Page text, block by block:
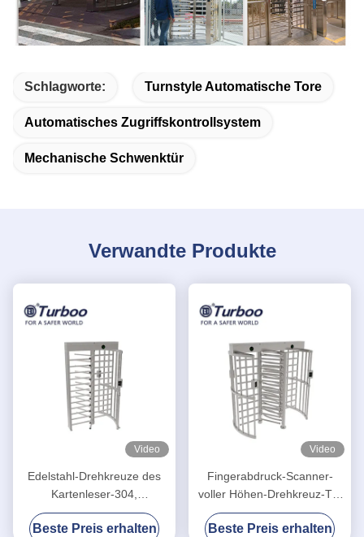
Schlagworte: Turnstyle Automatische Tore
Automatisches Zugriffskontrollsystem
Mechanische Schwenktür
Verwandte Produkte
Video
Edelstahl-Drehkreuze des
Kartenleser-304,
elektronische Drehkreuz-
Tore
Beste Preis erhalten
Video
Fingerabdruck-Scanner-
voller Höhen-Drehkreuz-Tor
G538 Soem-Service-
Drehkreuz-Motor
Beste Preis erhalten